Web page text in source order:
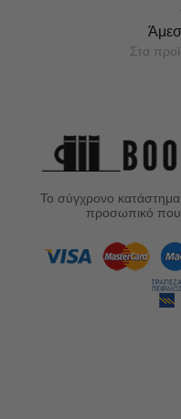
Στα
Το σύγχρονο κατάστημα
προσωπικό που